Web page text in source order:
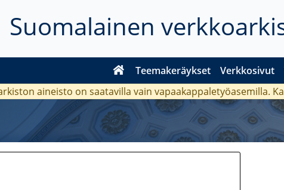
Suomalainen
Teemakeräykset Verkkosivut
aineisto on saatavilla vain vapaakappaletyöasemilla.